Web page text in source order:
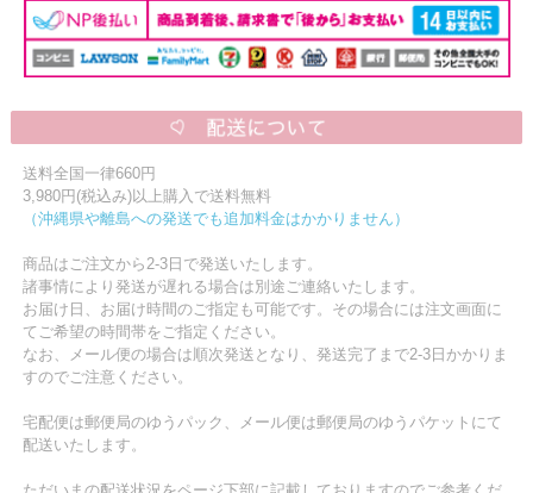
送料全国一律660円
3,980円(税込み)以上購入で送料無料
（沖縄県や離島への発送でも追加料金はかかりません）
商品はご注文から2-3日で発送いたします。
諸事情により発送が遅れる場合は別途ご連絡いたします。
お届け日、お届け時間のご指定も可能です。その場合には注文画面に
てご希望の時間帯をご指定ください。
なお、メール便の場合は順次発送となり、発送完了まで2-3日かかりま
すのでご注意ください。
宅配便は郵便局のゆうパック、メール便は郵便局のゆうパケットにて
配送いたします。